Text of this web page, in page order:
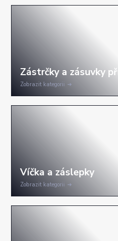
Zobrazit kategorii
Zobrazit kategorii